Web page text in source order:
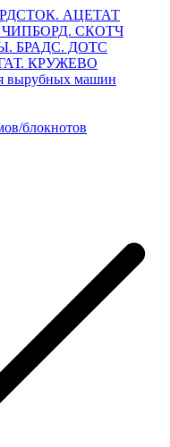
АЦЕТАТ
СКОТЧ
БРАДС. ДОТС
КРУЖЕВО
машин
блокнотов